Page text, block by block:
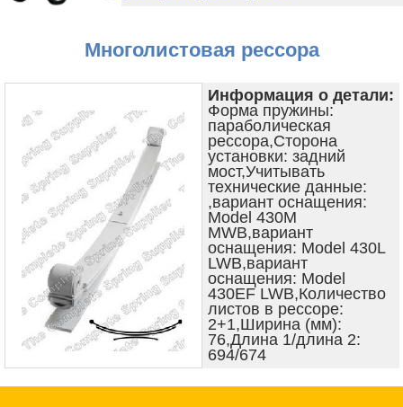
Многолистовая рессора
Информация о детали:
Форма пружины:
параболическая
рессора,Сторона
установки: задний
мост,Учитывать
технические данные:
,вариант оснащения:
Model 430M
MWB,вариант
оснащения: Model 430L
LWB,вариант
оснащения: Model
430EF LWB,Количество
листов в рессоре:
2+1,Ширина (мм):
76,Длина 1/длина 2:
694/674